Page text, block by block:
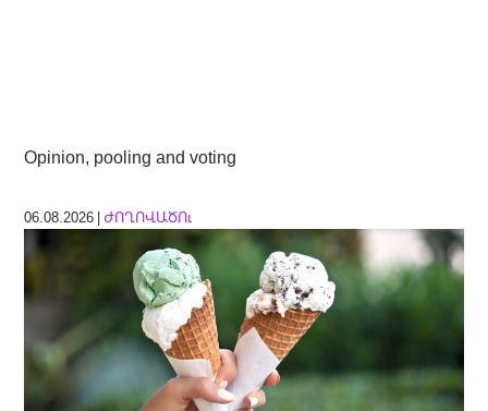
Opinion, pooling and voting
06.08.2026 |ԺՈՂՈՎԱԾՈւ